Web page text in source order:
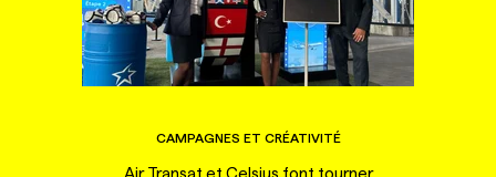
CAMPAGNES ET CRÉATIVITÉ